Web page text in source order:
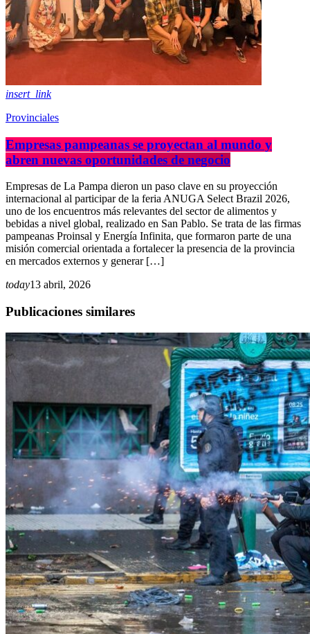
insert_link
Provinciales
Empresas pampeanas se proyectan al mundo y
abren nuevas oportunidades de negocio
Empresas de La Pampa dieron un paso clave en su proyección
internacional al participar de la feria ANUGA Select Brazil 2026,
uno de los encuentros más relevantes del sector de alimentos y
bebidas a nivel global, realizado en San Pablo. Se trata de las firmas
pampeanas Proinsal y Energía Infinita, que formaron parte de una
misión comercial orientada a fortalecer la presencia de la provincia
en mercados externos y generar […]
today13 abril, 2026
Publicaciones similares